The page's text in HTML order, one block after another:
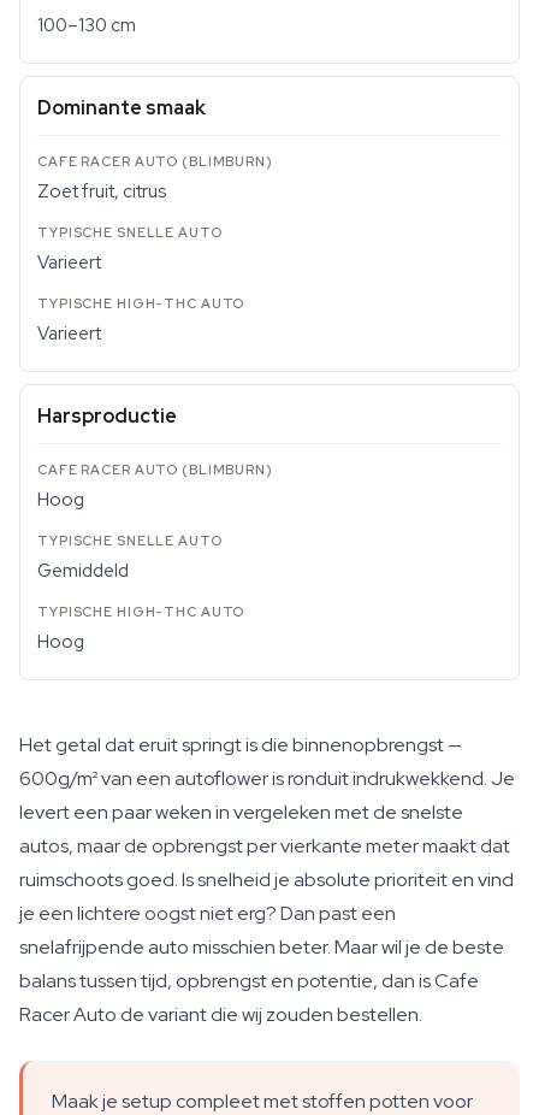
100–130 cm
Dominante smaak
Zoet fruit, citrus
Varieert
Varieert
Harsproductie
Hoog
Gemiddeld
Hoog
Het getal dat eruit springt is die binnenopbrengst —
600g/m² van een autoflower is ronduit indrukwekkend. Je
levert een paar weken in vergeleken met de snelste
autos, maar de opbrengst per vierkante meter maakt dat
ruimschoots goed. Is snelheid je absolute prioriteit en vind
je een lichtere oogst niet erg? Dan past een
snelafrijpende auto misschien beter. Maar wil je de beste
balans tussen tijd, opbrengst en potentie, dan is Cafe
Racer Auto de variant die wij zouden bestellen.
Maak je setup compleet met stoffen potten voor